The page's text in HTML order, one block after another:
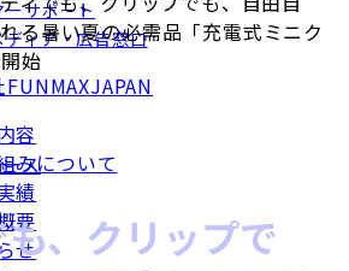
サポート
ディア・広告窓口
容
みについて
績
要
せ
る暑い夏の必需品「充電式ミニク
始
ス
、クリップで